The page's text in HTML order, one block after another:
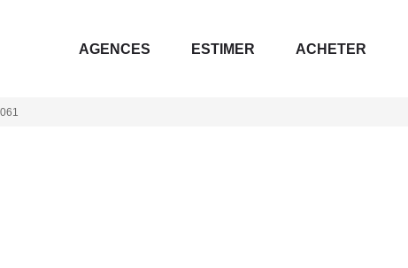
AGENCES ESTIMER ACHETER